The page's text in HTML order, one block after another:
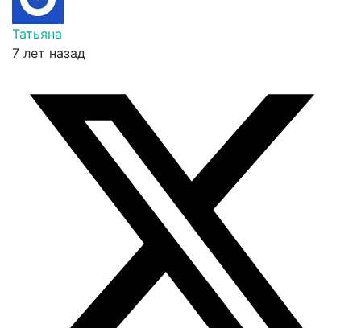
Татьяна
7 лет назад